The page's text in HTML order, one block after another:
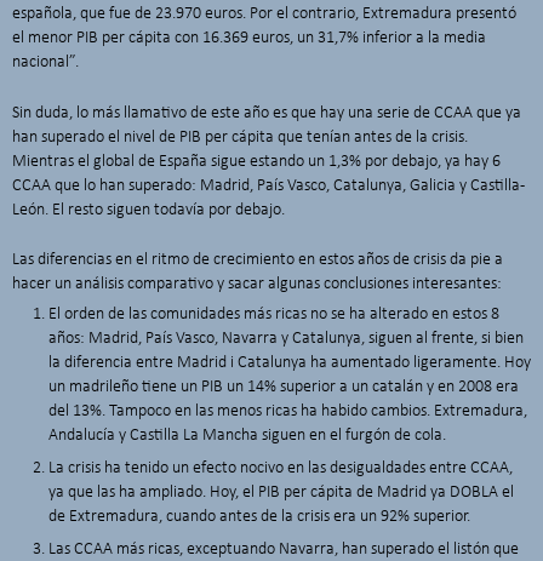
española, que fue de 23.970 euros. Por el contrario, Extremadura presentó
el menor PIB per cápita con 16.369 euros, un 31,7% inferior a la media
nacional”.
Sin duda, lo más llamativo de este año es que hay una serie de CCAA que ya
han superado el nivel de PIB per cápita que tenían antes de la crisis.
Mientras el global de España sigue estando un 1,3% por debajo, ya hay 6
CCAA que lo han superado: Madrid, País Vasco, Catalunya, Galicia y Castilla-
León. El resto siguen todavía por debajo.
Las diferencias en el ritmo de crecimiento en estos años de crisis da pie a
hacer un análisis comparativo y sacar algunas conclusiones interesantes:
El orden de las comunidades más ricas no se ha alterado en estos 8
años: Madrid, País Vasco, Navarra y Catalunya, siguen al frente, si bien
la diferencia entre Madrid i Catalunya ha aumentado ligeramente. Hoy
un madrileño tiene un PIB un 14% superior a un catalán y en 2008 era
del 13%. Tampoco en las menos ricas ha habido cambios. Extremadura,
Andalucía y Castilla La Mancha siguen en el furgón de cola.
La crisis ha tenido un efecto nocivo en las desigualdades entre CCAA,
ya que las ha ampliado. Hoy, el PIB per cápita de Madrid ya DOBLA el
de Extremadura, cuando antes de la crisis era un 92% superior.
Las CCAA más ricas, exceptuando Navarra, han superado el listón que